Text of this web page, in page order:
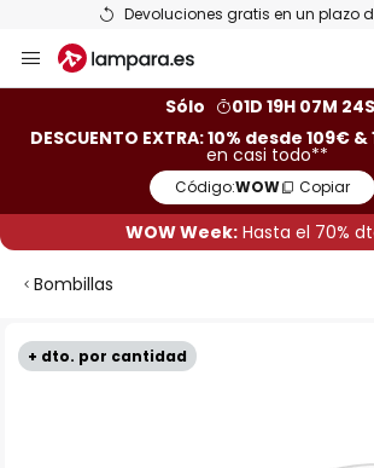
Devoluciones gratis en un plazo
al
Sólo
01D 19H 07M 24S
DESCUENTO EXTRA: 10% desde 109€
en casi todo**
Código:WOW Copiar
WOW Week: Hasta el 70%
Bombillas
+ dto. por cantidad
Saltar
al